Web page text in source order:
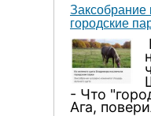
Заксобрание
городские
- Что
Ага,